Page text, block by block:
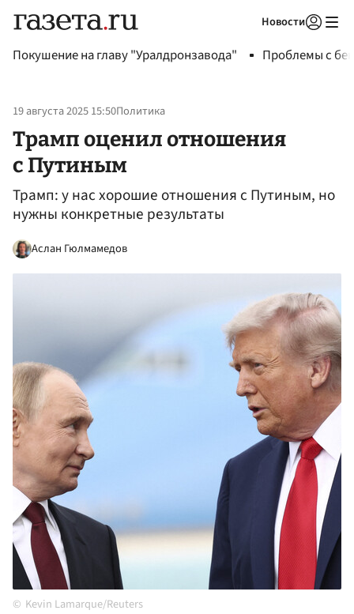
Новости
Покушение на главу "Уралдронзавода" Проблемы с
19 августа 2025 15:50Политика
Трамп оценил отношения
с Путиным
Трамп: у нас хорошие отношения с Путиным, но
нужны конкретные результаты
Аслан Гюлмамедов
Kevin Lamarque/Reuters